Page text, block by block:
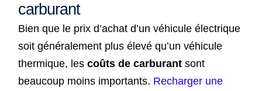
carburant
Bien que le prix d’achat d’un véhicule électrique
soit généralement plus élevé qu’un véhicule
thermique, les coûts de carburantsont
beaucoup moins importants. Recharger une